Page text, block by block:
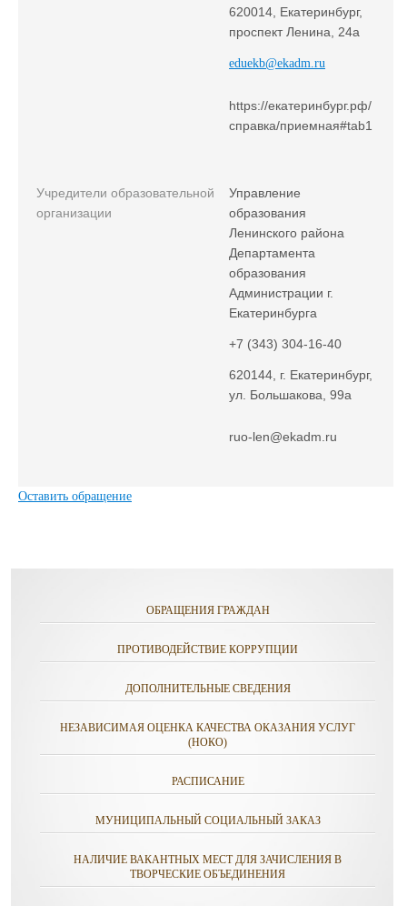
620014, Екатеринбург,
проспект Ленина, 24а
eduekb@ekadm.ru
https://екатеринбург.рф/
справка/приемная#tab1
Учредители образовательной
организации
Управление
образования
Ленинского района
Департамента
образования
Администрации г.
Екатеринбурга
+7 (343) 304-16-40
620144, г. Екатеринбург,
ул. Большакова, 99а
ruo-len@ekadm.ru
Оставить обращение
ОБРАЩЕНИЯ ГРАЖДАН
ПРОТИВОДЕЙСТВИЕ КОРРУПЦИИ
ДОПОЛНИТЕЛЬНЫЕ СВЕДЕНИЯ
НЕЗАВИСИМАЯ ОЦЕНКА КАЧЕСТВА ОКАЗАНИЯ УСЛУГ
(НОКО)
РАСПИСАНИЕ
МУНИЦИПАЛЬНЫЙ СОЦИАЛЬНЫЙ ЗАКАЗ
НАЛИЧИЕ ВАКАНТНЫХ МЕСТ ДЛЯ ЗАЧИСЛЕНИЯ В
ТВОРЧЕСКИЕ ОБЪЕДИНЕНИЯ